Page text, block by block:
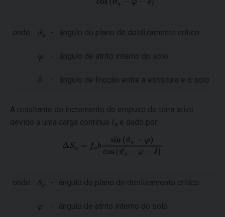
onde: ϑa - ângulo do plano de deslizamento crítico
φ - ângulo de atrito interno do solo
δ - ângulo de fricção entre a estrutura e o solo
A resultante do incremento do empuxo de terra ativo
devido a uma carga contínua fa é dado por:
onde: ϑa - ângulo do plano de deslizamento crítico
φ - ângulo de atrito interno do solo